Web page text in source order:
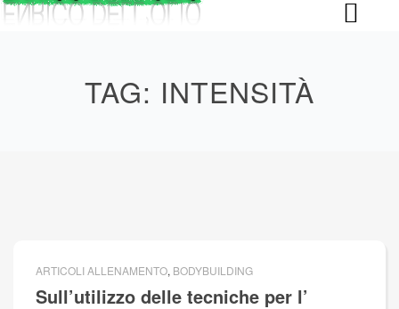
Skip
TAG: INTENSITÀ
ARTICOLI ALLENAMENTO, BODYBUILDING
Sull’utilizzo delle tecniche per l’